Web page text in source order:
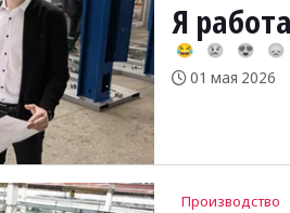
Я
😂 😢 😍 😞
01 мая 2026
Производство